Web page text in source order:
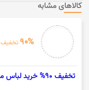
کالاهای مشابه
90% تخفیف
تخفیف 90% خرید لباس مجلسی و پیراهن